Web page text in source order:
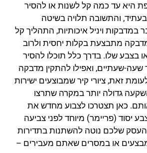
היא עד כמה קל לשנות או להסיר
והתשובה תלויה בשיטה
ויניל איכותיות, התהליך קל
מתבצעת בקלות יחסית ולרוב
בצבע שלו. בדרך כלל תוכלו להסיר
שעתיים, ואפילו להתקין מדבקה
זאת, ציורי קיר שמבוצעים ישירות
גדולה יותר במקרה שתרצו
כאן תצטרכו לצבוע מחדש את
יסוד (פריימר) מיוחד לפני צביעה
שלכם נוטה להשתנות בתדירות
או במסרים שאתם מעבירים –